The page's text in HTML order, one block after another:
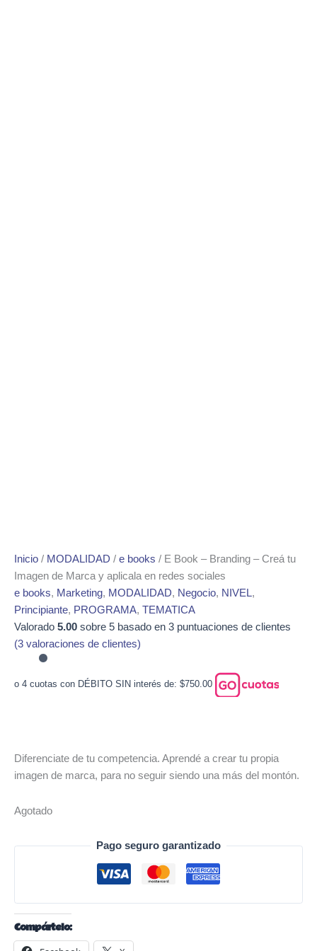
Inicio / MODALIDAD / e books / E Book – Branding – Creá tu
Imagen de Marca y aplicala en redes sociales
e books, Marketing, MODALIDAD, Negocio, NIVEL,
Principiante, PROGRAMA, TEMATICA
Valorado 5.00 sobre 5 basado en 3 puntuaciones de clientes
(3 valoraciones de clientes)
o 4 cuotas con DÉBITO SIN interés de: $750.00
Diferenciate de tu competencia. Aprendé a crear tu propia
imagen de marca, para no seguir siendo una más del montón.
Agotado
Pago seguro garantizado
Compártelo: